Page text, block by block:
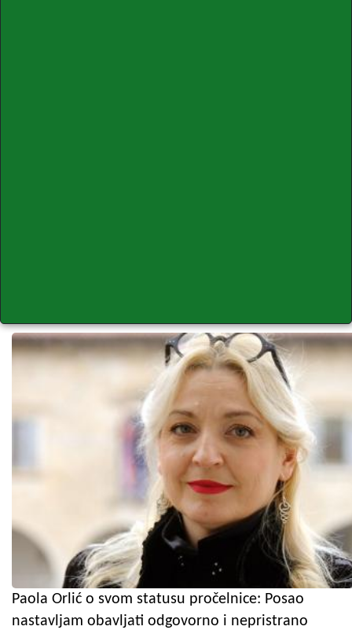
Paola Orlić o svom statusu pročelnice: Posao
nastavljam obavljati odgovorno i nepristrano